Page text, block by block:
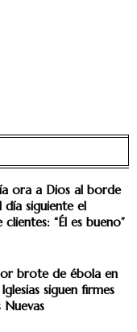
ora a Dios al borde
siguiente el
“Él es bueno”
brote de ébola en
siguen firmes
Nuevas